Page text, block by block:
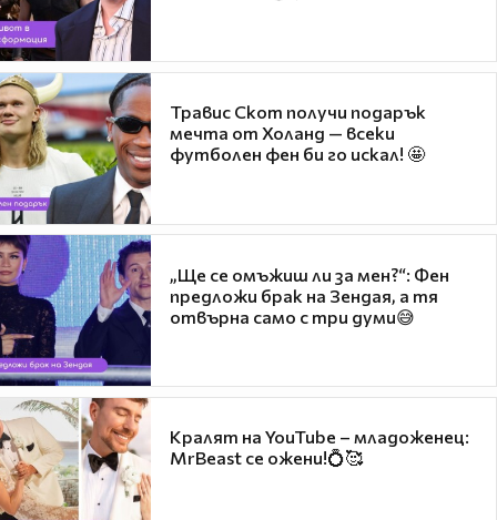
Травис Скот получи подарък
мечта от Холанд — всеки
футболен фен би го искал! 🤩
„Ще се омъжиш ли за мен?“: Фен
предложи брак на Зендая, а тя
отвърна само с три думи😅
Кралят на YouTube – младоженец:
MrBeast се ожени!💍🥰